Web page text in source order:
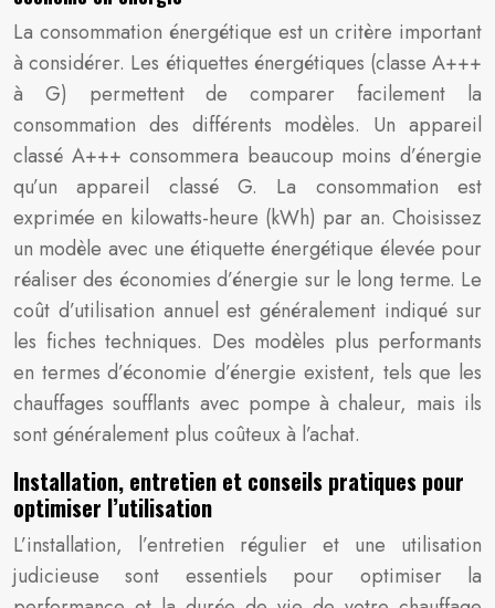
La consommation énergétique est un critère important
à considérer. Les étiquettes énergétiques (classe A+++
à G) permettent de comparer facilement la
consommation des différents modèles. Un appareil
classé A+++ consommera beaucoup moins d’énergie
qu’un appareil classé G. La consommation est
exprimée en kilowatts-heure (kWh) par an. Choisissez
un modèle avec une étiquette énergétique élevée pour
réaliser des économies d’énergie sur le long terme. Le
coût d’utilisation annuel est généralement indiqué sur
les fiches techniques. Des modèles plus performants
en termes d’économie d’énergie existent, tels que les
chauffages soufflants avec pompe à chaleur, mais ils
sont généralement plus coûteux à l’achat.
Installation, entretien et conseils pratiques pour
optimiser l’utilisation
L’installation, l’entretien régulier et une utilisation
judicieuse sont essentiels pour optimiser la